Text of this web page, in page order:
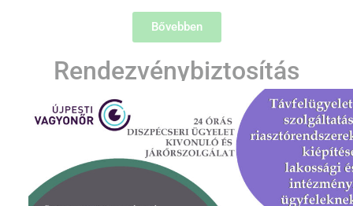
Bővebben
Rendezvénybiztosítás
A szolgáltatás rövid ismertetése
Bővebben